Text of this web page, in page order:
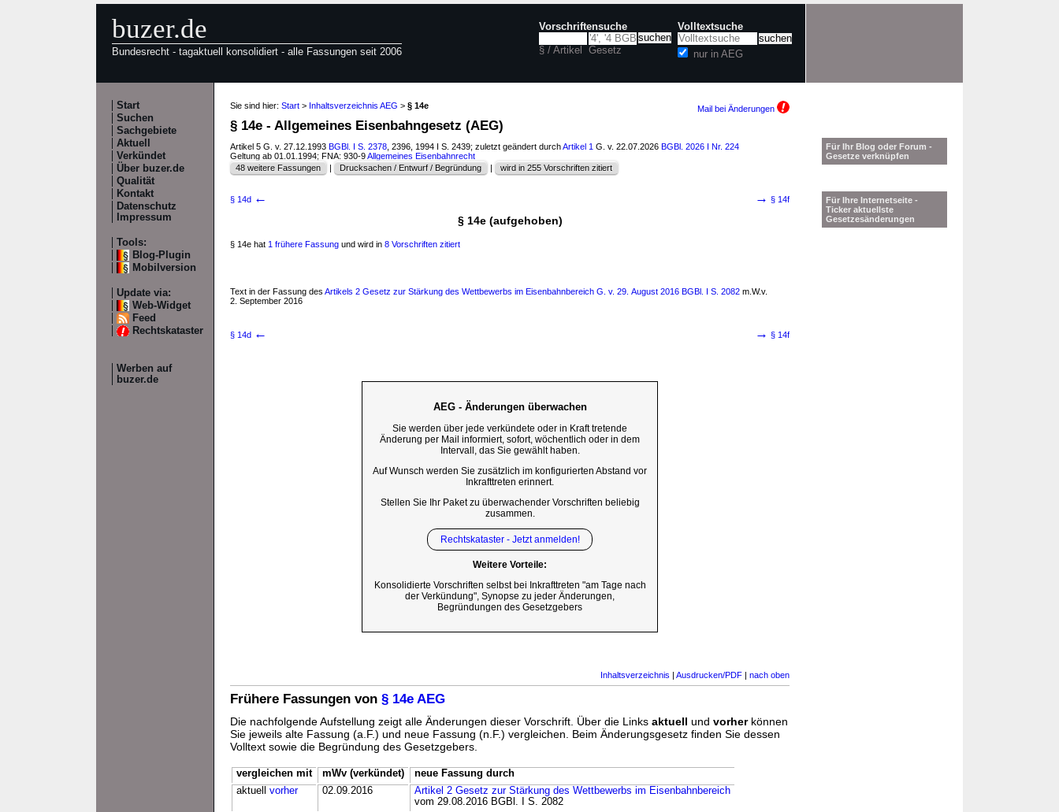
buzer.de
Bundesrecht - tagaktuell konsolidiert - alle Fassungen seit 2006
Vorschriftensuche
§ / Artikel Gesetz
Volltextsuche
nur in AEG
Start
Suchen
Sachgebiete
Aktuell
Verkündet
Über buzer.de
Qualität
Kontakt
Datenschutz
Impressum
Tools:
Blog-Plugin
Mobilversion
Update via:
Web-Widget
Feed
Rechtskataster
Werben auf
buzer.de
Sie sind hier: Start > Inhaltsverzeichnis AEG > § 14e Mail bei Änderungen
§ 14e - Allgemeines Eisenbahngesetz (AEG)
Artikel 5 G. v. 27.12.1993 BGBl. I S. 2378 , 2396, 1994 I S. 2439; zuletzt geändert durchArtikel 1 G. v. 22.07.2026 BGBl. 2026 I Nr. 224
Geltung ab 01.01.1994; FNA: 930-9Allgemeines Eisenbahnrecht
48 weitere Fassungen
| Drucksachen / Entwurf / Begründung | wird in 255 Vorschriften zitiert
§ 14d ← → § 14f
§ 14e (aufgehoben)
§ 14e hat 1 frühere Fassung und wird in 8 Vorschriften zitiert
Text in der Fassung des Artikels 2 Gesetz zur Stärkung des Wettbewerbs im Eisenbahnbereich G. v. 29. August 2016 BGBl. I S. 2082 m.W.v.
2. September 2016
§ 14d ← → § 14f
AEG - Änderungen überwachen
Sie werden über jede verkündete oder in Kraft tretende
Änderung per Mail informiert, sofort, wöchentlich oder in dem
Intervall, das Sie gewählt haben.
Auf Wunsch werden Sie zusätzlich im konfigurierten Abstand vor
Inkrafttreten erinnert.
Stellen Sie Ihr Paket zu überwachender Vorschriften beliebig
zusammen.
Rechtskataster - Jetzt anmelden!
Weitere Vorteile:
Konsolidierte Vorschriften selbst bei Inkrafttreten "am Tage nach
der Verkündung", Synopse zu jeder Änderungen,
Begründungen des Gesetzgebers
Inhaltsverzeichnis | Ausdrucken/PDF | nach oben
Frühere Fassungen von § 14e AEG
Die nachfolgende Aufstellung zeigt alle Änderungen dieser Vorschrift. Über die Links aktuell und vorherkönnen
Sie jeweils alte Fassung (a.F.) und neue Fassung (n.F.) vergleichen. Beim Änderungsgesetz finden Sie dessen
Volltext sowie die Begründung des Gesetzgebers.
vergleichen mit mWv (verkündet)
neue Fassung durch
aktuell vorher 02.09.2016
Artikel 2 Gesetz zur Stärkung des Wettbewerbs im Eisenbahnbereich
vom 29.08.2016 BGBl. I S. 2082
Für Ihr Blog oder Forum -
Gesetze verknüpfen
Für Ihre Internetseite -
Ticker aktuellste
Gesetzesänderungen